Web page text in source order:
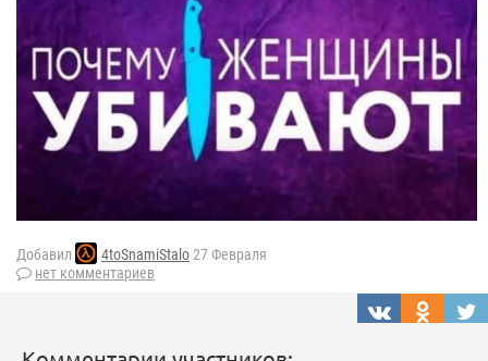
Добавил 4toSnamiStalo27 Февраля
нет комментариев